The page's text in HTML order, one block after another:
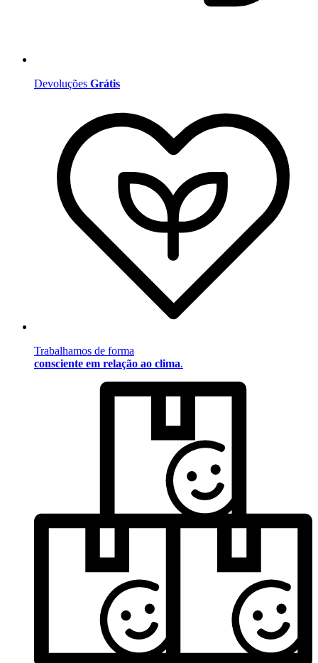
Devoluções Grátis
Trabalhamos de forma
consciente em relação ao clima.